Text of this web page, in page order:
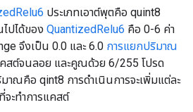
ประเภทเอาต์พุตคือ quint8
ปได้ของ QuantizedRelu6 คือ 0-6 ค่า
จึงเป็น 0.0 และ 6.0 การแยกปริมาณ
คสต์จนลอย และคูณด้วย 6/255 โปรด
มาณคือ qint8 การดำเนินการจะเพิ่มแต่ละ
ะทำการแคสต์